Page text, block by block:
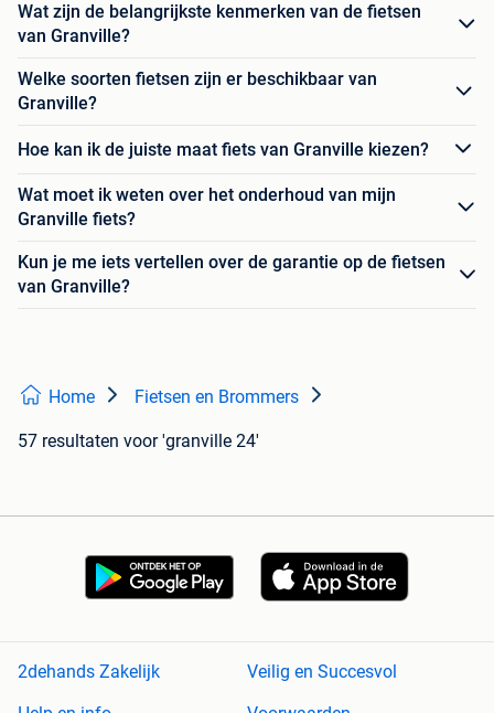
Wat zijn de belangrijkste kenmerken van de fietsen
van Granville?
Welke soorten fietsen zijn er beschikbaar van
Granville?
Hoe kan ik de juiste maat fiets van Granville kiezen?
Wat moet ik weten over het onderhoud van mijn
Granville fiets?
Kun je me iets vertellen over de garantie op de fietsen
van Granville?
Home Fietsen en Brommers
57 resultaten voor 'granville 24'
2dehands Zakelijk
Veilig en Succesvol